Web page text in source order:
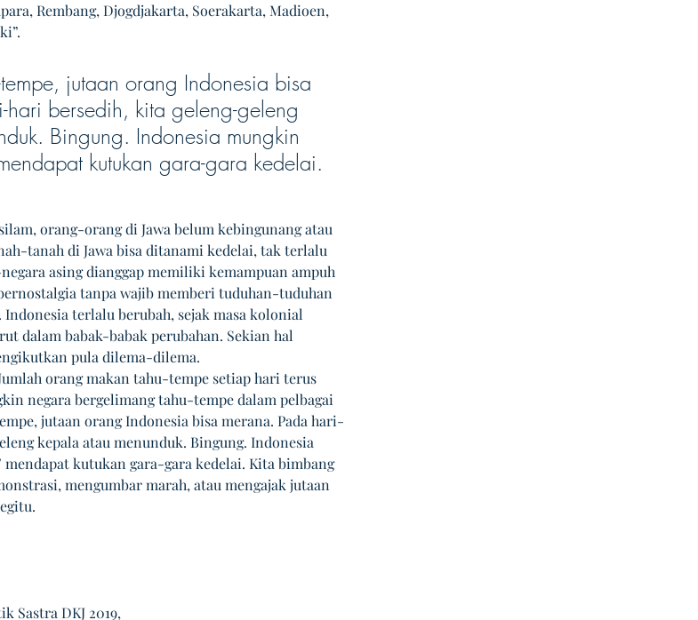
Rembang, Djogdjakarta, Soerakarta, Madioen,
jutaan orang Indonesia bisa
hari bersedih, kita geleng-geleng
Bingung. Indonesia mungkin
kutukan gara-gara kedelai.
orang-orang di Jawa belum kebingunang atau
tanah di Jawa bisa ditanami kedelai, tak terlalu
asing dianggap memiliki kemampuan ampuh
tanpa wajib memberi tuduhan-tuduhan
terlalu berubah, sejak masa kolonial
dalam babak-babak perubahan. Sekian hal
pula dilema-dilema.
orang makan tahu-tempe setiap hari terus
negara bergelimang tahu-tempe dalam pelbagai
jutaan orang Indonesia bisa merana. Pada hari-
kepala atau menunduk. Bingung. Indonesia
kutukan gara-gara kedelai. Kita bimbang
mengumbar marah, atau mengajak jutaan
Sastra DKJ 2019,